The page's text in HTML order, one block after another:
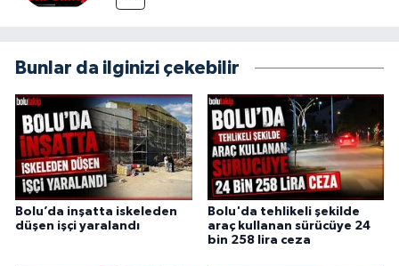
Bunlar da ilginizi çekebilir
Bolu’da inşatta iskeleden
düşen işçi yaralandı
Bolu'da tehlikeli şekilde
araç kullanan sürücüye 24
bin 258 lira ceza